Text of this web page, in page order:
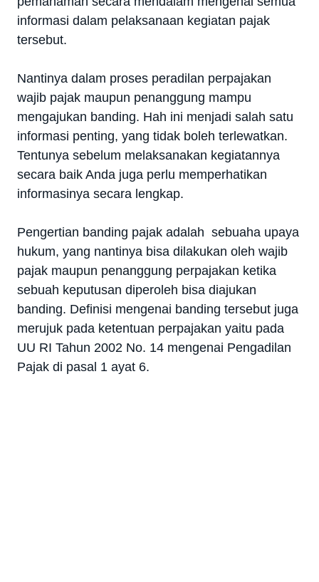
informasi dalam pelaksanaan kegiatan pajak
tersebut.
Nantinya dalam proses peradilan perpajakan
wajib pajak maupun penanggung mampu
mengajukan banding. Hah ini menjadi salah satu
informasi penting, yang tidak boleh terlewatkan.
Tentunya sebelum melaksanakan kegiatannya
secara baik Anda juga perlu memperhatikan
informasinya secara lengkap.
Pengertian banding pajak adalah sebuaha upaya
hukum, yang nantinya bisa dilakukan oleh wajib
pajak maupun penanggung perpajakan ketika
sebuah keputusan diperoleh bisa diajukan
banding. Definisi mengenai banding tersebut juga
merujuk pada ketentuan perpajakan yaitu pada
UU RI Tahun 2002 No. 14 mengenai Pengadilan
Pajak di pasal 1 ayat 6.